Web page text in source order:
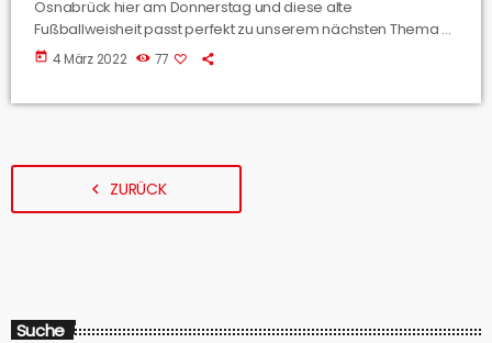
Osnabrück hier am Donnerstag und diese alte
Fußballweisheit passt perfekt zu unserem nächsten Thema –
dem SSC Dodesheide – der Sportverein hat nämlich aktuell
today 4 März 2022 77
navigate_before ZURÜCK
Suche